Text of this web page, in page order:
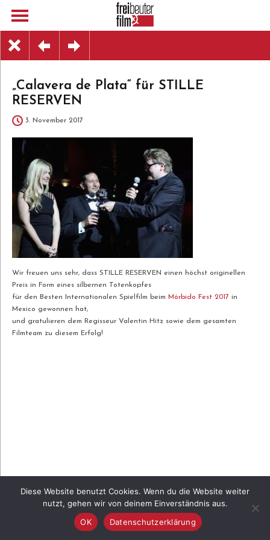
„Calavera de Plata“ für STILLE
RESERVEN
3. November 2017
Wir freuen uns sehr, dass STILLE RESERVEN einen höchst originellen
Preis in Form eines silbernen Totenkopfes
für den Besten Internationalen Spielfilm beim Mórbido Fest 2017 in
Mexico gewonnen hat,
und gratulieren dem Regisseur Valentin Hitz sowie dem gesamten
Filmteam zu diesem Erfolg!
Diese Website benutzt Cookies. Wenn du die Website weiter
nutzt, gehen wir von deinem Einverständnis aus.
OK
Datenschutzerklärung